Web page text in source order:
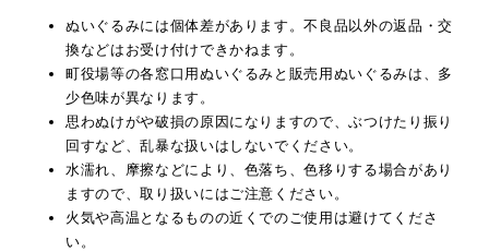
ぬいぐるみには個体差があります。不良品以外の返品・交
換などはお受け付けできかねます。
町役場等の各窓口用ぬいぐるみと販売用ぬいぐるみは、多
少色味が異なります。
思わぬけがや破損の原因になりますので、ぶつけたり振り
回すなど、乱暴な扱いはしないでください。
水濡れ、摩擦などにより、色落ち、色移りする場合があり
ますので、取り扱いにはご注意ください。
火気や高温となるものの近くでのご使用は避けてくださ
い。